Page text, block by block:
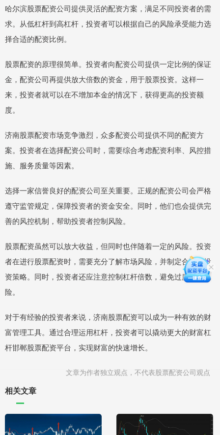
哈尔滨股票配资公司提供灵活的配资方案，满足不同投资者的需
求。从低杠杆到高杠杆，投资者可以根据自己的风险承受能力选
择合适的配资比例。
股票配资的原理很简单。投资者向配资公司提供一定比例的保证
金，配资公司再提供放大倍数的资金，用于股票投资。这样一
来，投资者就可以在不增加本金的情况下，获得更高的投资额
度。
济南股票配资市场竞争激烈，众多配资公司提供不同的配资方
案。投资者在选择配资公司时，需要综合考虑配资利率、风控措
施、服务质量等因素。
选择一家信誉良好的配资公司至关重要。正规的配资公司会严格
遵守监管规定，保障投资者的资金安全。同时，他们也会提供完
善的风控机制，帮助投资者控制风险。
股票配资虽然可以放大收益，但同时也伴随着一定的风险。投资
者在进行股票配资时，需要充分了解市场风险，并制定合理的投
资策略。同时，投资者还应注意控制杠杆倍数，避免过度放大风
险。
对于有经验的投资者来说，济南股票配资可以成为一种有效的财
富管理工具。通过合理运用杠杆，投资者可以撬动更大的财富杠
杆邯郸股票配资平台，实现财富的快速增长。
文章为作者独立观点，不代表股票配资公司观点
相关文章